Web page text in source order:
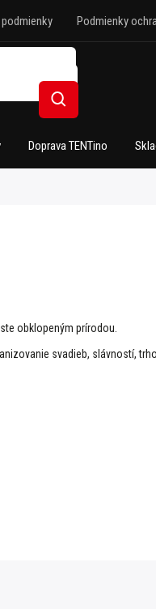
Podmienky
Hľadať
Doprava TENTino
obklopeným prírodou.
svadieb, slávností,